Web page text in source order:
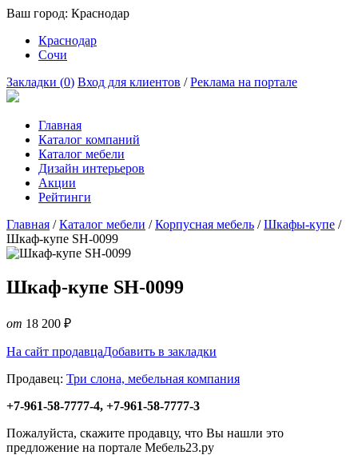
Ваш город: Краснодар
Краснодар
Сочи
Закладки (0) Вход для клиентов /Реклама на портале
Главная
Каталог компаний
Каталог мебели
Дизайн интерьеров
Акции
Рейтинги
Главная /Каталог мебели /Корпусная мебель /Шкафы-купе /
Шкаф-купе SH-0099
Шкаф-купе SH-0099
от 18 200 ₽
На сайт продавцаДобавить в закладки
Продавец: Три слона, мебельная компания
+7-961-58-7777-4, +7-961-58-7777-3
Пожалуйста, скажите продавцу, что Вы нашли это
предложение на портале Мебель23.ру